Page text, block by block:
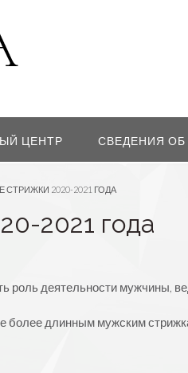
ЦЕНТР СВЕДЕНИЯ ОБ
2020-2021 ГОДА
2021 года
деятельности мужчины,
более длинным мужским